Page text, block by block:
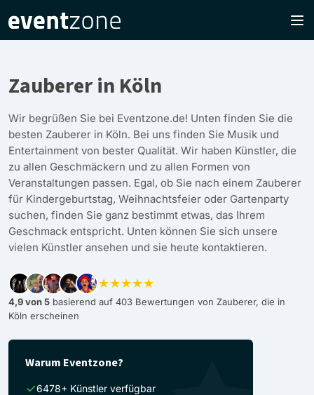
Zauberer in Köln
Wir begrüßen Sie bei Eventzone.de! Unten finden Sie die
besten Zauberer in Köln. Bei uns finden Sie Musik und
Entertainment von bester Qualität. Wir haben Künstler, die
zu allen Geschmäckern und zu allen Formen von
Veranstaltungen passen. Egal, ob Sie nach einem Zauberer
für Kindergeburtstag, Weihnachtsfeier oder Gartenparty
suchen, finden Sie ganz bestimmt etwas, das Ihrem
Geschmack entspricht. Unten können Sie sich unsere
vielen Künstler ansehen und sie heute kontaktieren.
★★★★★
4,9 von 5 basierend auf 403 Bewertungen von Zauberer, die in
Köln erscheinen
Warum Eventzone?
6478+ Künstler verfügbar